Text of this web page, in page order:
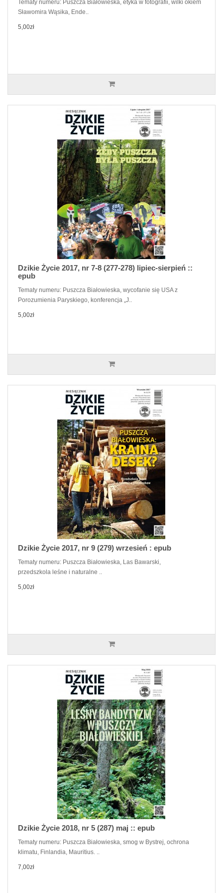
Tematy numeru: Puszcza Białowieska, etyka w fotografii, wilki okiem
Sławomira Wąsika, Ende..
5,00zł
Dzikie Życie 2017, nr 7-8 (277-278) lipiec-sierpień ::
epub
Tematy numeru: Puszcza Białowieska, wycofanie się USA z
Porozumienia Paryskiego, konferencja „J..
5,00zł
Dzikie Życie 2017, nr 9 (279) wrzesień : epub
Tematy numeru: Puszcza Białowieska, Las Bawarski,
przedszkola leśne i naturalne ..
5,00zł
Dzikie Życie 2018, nr 5 (287) maj :: epub
Tematy numeru: Puszcza Białowieska, smog w Bystrej, ochrona
klimatu, Finlandia, Mauritius. ..
7,00zł